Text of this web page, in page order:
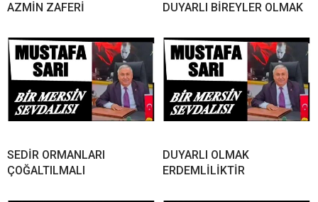
AZMİN ZAFERİ DUYARLI BİREYLER OLMAK
SEDİR ORMANLARI
ÇOĞALTILMALI
DUYARLI OLMAK
ERDEMLİLİKTİR